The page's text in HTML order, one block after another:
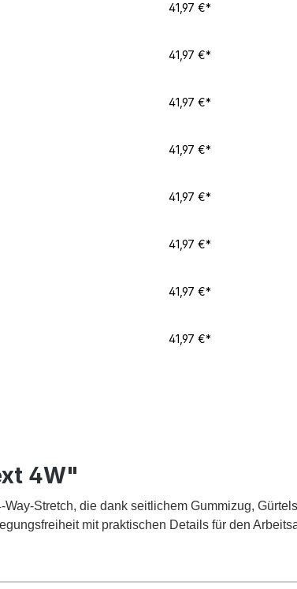
41,97 €*
41,97 €*
41,97 €*
41,97 €*
41,97 €*
41,97 €*
41,97 €*
41,97 €*
4W"
Stretch, die dank seitlichem Gummizug,
mit praktischen Details für den